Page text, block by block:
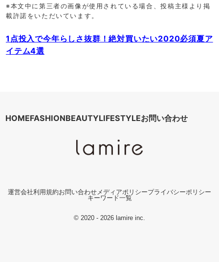
※本文中に第三者の画像が使用されている場合、投稿主様より掲
載許諾をいただいています。
1点投入で今年らしさ抜群！絶対買いたい2020必須夏ア
イテム4選
HOMEFASHIONBEAUTYLIFESTYLEお問い合わせ
運営会社利用規約お問い合わせメディアポリシープライバシーポリシー
キーワード一覧
© 2020 - 2026 lamire inc.